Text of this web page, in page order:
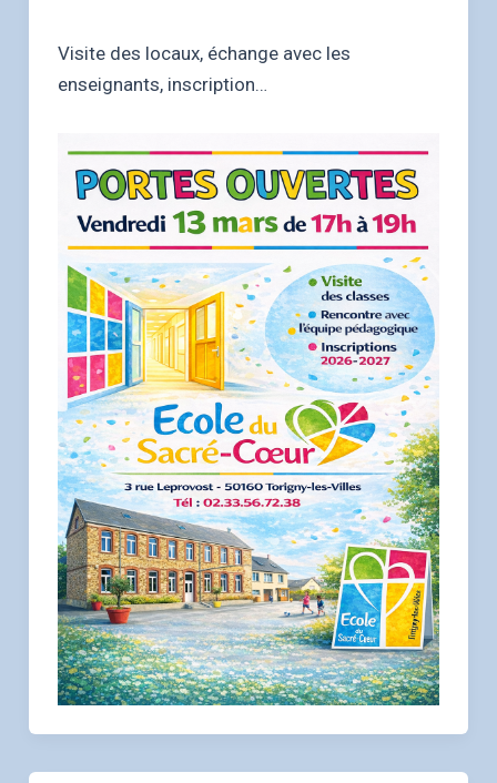
Visite des locaux, échange avec les
enseignants, inscription…